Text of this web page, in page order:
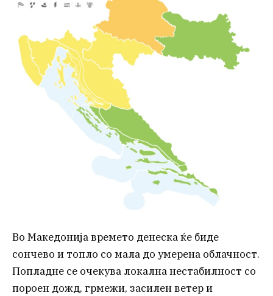
Во Македонија времето денеска ќе биде
сончево и топло со мала до умерена облачност.
Попладне се очекува локална нестабилност со
пороен дожд, грмежи, засилен ветер и